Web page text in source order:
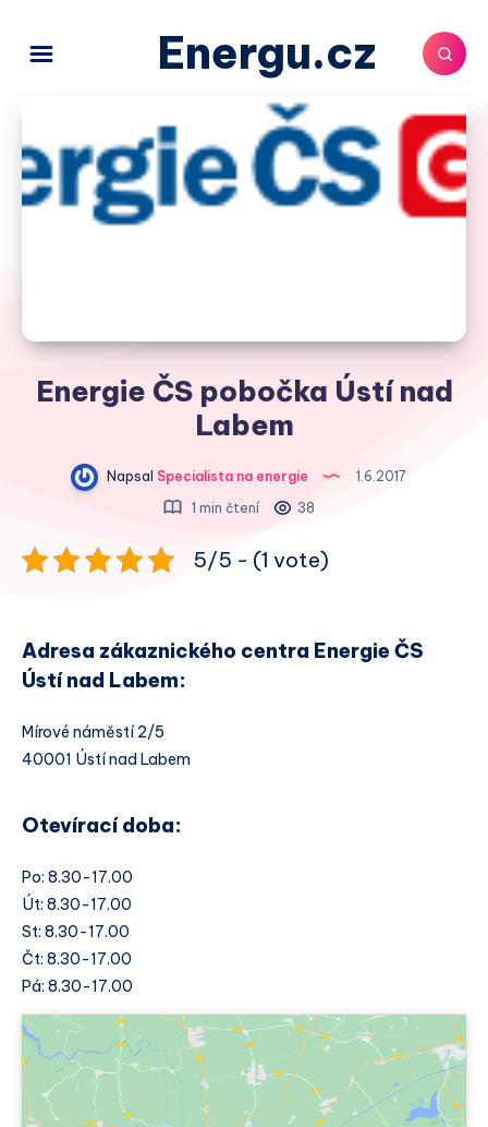
Energu.cz
Energie ČS pobočka Ústí nad
Labem
Napsal Specialista na energie
1.6.2017
1 min čtení
38
5/5 - (1 vote)
Adresa zákaznického centra Energie ČS
Ústí nad Labem:
Mírové náměstí 2/5
40001 Ústí nad Labem
Otevírací doba:
Po: 8.30-17.00
Út: 8.30-17.00
St: 8.30-17.00
Čt: 8.30-17.00
Pá: 8.30-17.00